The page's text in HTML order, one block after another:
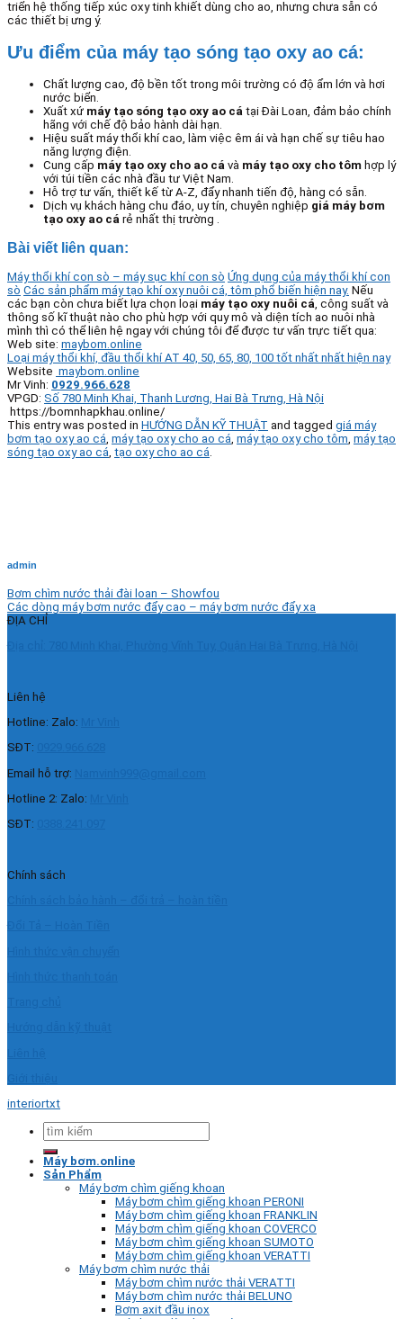
triển hệ thống tiếp xúc oxy tinh khiết dùng cho ao, nhưng chưa sẵn có
các thiết bị ưng ý.
Ưu điểm của máy tạo sóng tạo oxy ao cá:
Chất lượng cao, độ bền tốt trong môi trường có độ ẩm lớn và hơi
nước biển.
Xuất xứ máy tạo sóng tạo oxy ao cá tại Đài Loan, đảm bảo chính
hãng với chế độ bảo hành dài hạn.
Hiệu suất máy thổi khí cao, làm việc êm ái và hạn chế sự tiêu hao
năng lượng điện.
Cung cấp máy tạo oxy cho ao cá và máy tạo oxy cho tôm hợp lý
với túi tiền các nhà đầu tư Việt Nam.
Hỗ trợ tư vấn, thiết kế từ A-Z, đẩy nhanh tiến độ, hàng có sẵn.
Dịch vụ khách hàng chu đáo, uy tín, chuyên nghiệp giá máy bơm
tạo oxy ao cá rẻ nhất thị trường .
Bài viết liên quan:
Máy thổi khí con sò – máy sục khí con sò Ứng dụng của máy thổi khí con
sò Các sản phẩm máy tạo khí oxy nuôi cá, tôm phổ biến hiện nay. Nếu
các bạn còn chưa biết lựa chọn loại máy tạo oxy nuôi cá, công suất và
thông số kĩ thuật nào cho phù hợp với quy mô và diện tích ao nuôi nhà
mình thì có thể liên hệ ngay với chúng tôi để được tư vấn trực tiết qua:
Web site: maybom.online
Loại máy thổi khí, đầu thổi khí AT 40, 50, 65, 80, 100 tốt nhất nhất hiện nay
Website maybom.online
Mr Vinh: 0929.966.628
VPGD: Số 780 Minh Khai, Thanh Lương, Hai Bà Trưng, Hà Nội
https://bomnhapkhau.online/
This entry was posted in HƯỚNG DẪN KỸ THUẬT and tagged giá máy
bơm tạo oxy ao cá, máy tạo oxy cho ao cá, máy tạo oxy cho tôm, máy tạo
sóng tạo oxy ao cá, tạo oxy cho ao cá.
admin
Bơm chìm nước thải đài loan – Showfou
Các dòng máy bơm nước đẩy cao – máy bơm nước đẩy xa
ĐỊA CHỈ
Liên hệ
Hotline: Zalo:
SĐT:
Email hỗ trợ:
Hotline 2: Zalo:
SĐT:
Chính sách
interiortxt
Tìm
kiếm:
Máy bơm.online
Sản Phẩm
Máy bơm chìm giếng khoan
Máy bơm chìm giếng khoan PERONI
Máy bơm chìm giếng khoan FRANKLIN
Máy bơm chìm giếng khoan COVERCO
Máy bơm chìm giếng khoan SUMOTO
Máy bơm chìm giếng khoan VERATTI
Máy bơm chìm nước thải
Máy bơm chìm nước thải VERATTI
Máy bơm chìm nước thải BELUNO
Bơm axit đầu inox